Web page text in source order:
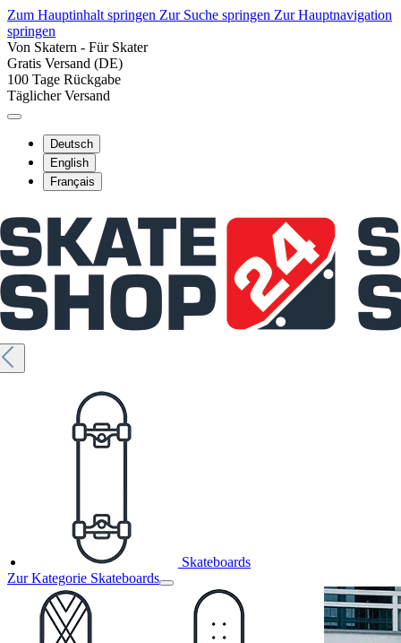
Zum Hauptinhalt springen Zur Suche springen Zur Hauptnavigation
springen
Von Skatern - Für Skater
Gratis Versand (DE)
100 Tage Rückgabe
Täglicher Versand
Deutsch
English
Français
Skateboards
Zur Kategorie Skateboards